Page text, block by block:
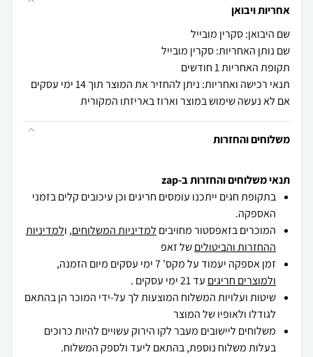
אחריות ויבואן
שם היבואן: סקרין מובייל
שם נותן האחריות: סקרין מובייל
תקופת האחריות 1 חודשים
תנאי רכישה ואחריות: ניתן להחזיר את המוצר תוך 14 ימי עסקים
אם לא נעשה שימוש במוצר וארוז באריזתו המקורית
משלוחים והחזרות
תנאי משלוחים והחזרות ב-zap
בתקופת חגים ייתכנו עומסים חריגים וכן עיכובים קלים בזמני
האספקה.
המוכרים בזאפסטור מחויבים למדיניות המשלוחים, ולמדיניות
ההחזרות והביטוליםשל זאפ
זמן אספקה יעמוד על מקס' 7 ימי עסקים מיום הזמנה,
ולמוצרים חריגים עד 21 ימי עסקים .
שיטות ועלויות המשלוח המוצעות לך על-ידי המוכר הן בהתאם
לגודלו ולאופיו של המוצר
משלוחים ליישובים מעבר לקו הירוק עשויים להיות כרוכים
בעלות משלוח נוספת, בהתאם ליעד ולספק המשלוח.